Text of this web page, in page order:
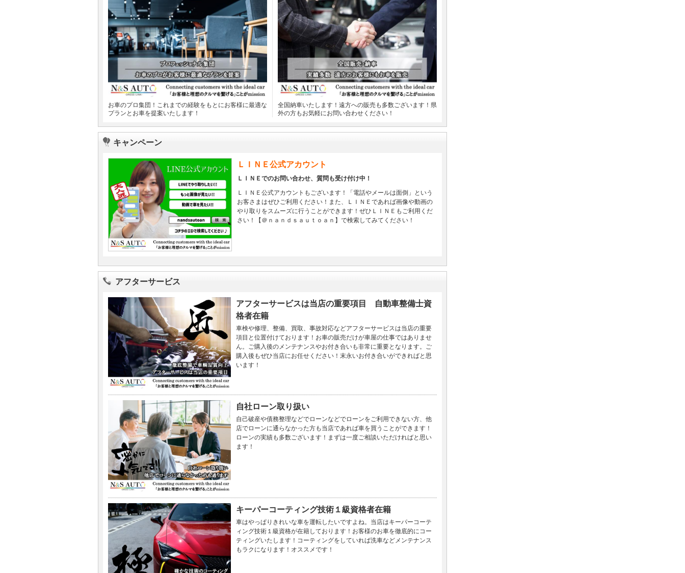
お車のプロ集団！これまでの経験をもとにお客様に最適な
プランとお車を提案いたします！
全国納車いたします！遠方への販売も多数ございます！県
外の方もお気軽にお問い合わせください！
キャンペーン
ＬＩＮＥ公式アカウント
ＬＩＮＥでのお問い合わせ、質問も受け付け中！
ＬＩＮＥ公式アカウントもございます！「電話やメールは面倒」という
お客さまはぜひご利用ください！また、ＬＩＮＥであれば画像や動画の
やり取りをスムーズに行うことができます！ぜひＬＩＮＥもご利用くだ
さい！【＠ｎａｎｄｓａｕｔｏａｎ】で検索してみてください！
アフターサービス
アフターサービスは当店の重要項目 自動車整備士資
格者在籍
車検や修理、整備、買取、事故対応などアフターサービスは当店の重要
項目と位置付けております！お車の販売だけが車屋の仕事ではありませ
ん。ご購入後のメンテナンスやお付き合いも非常に重要となります。ご
購入後もぜひ当店にお任せください！末永いお付き合いができればと思
います！
自社ローン取り扱い
自己破産や債務整理などでローンなどでローンをご利用できない方、他
店でローンに通らなかった方も当店であれば車を買うことができます！
ローンの実績も多数ございます！まずは一度ご相談いただければと思い
ます！
キーパーコーティング技術１級資格者在籍
車はやっぱりきれいな車を運転したいですよね。当店はキーパーコーテ
ィング技術１級資格が在籍しております！お客様のお車を徹底的にコー
ティングいたします！コーティングをしていれば洗車などメンテナンス
もラクになります！オススメです！